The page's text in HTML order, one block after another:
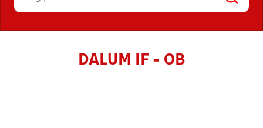
DALUM IF - OB